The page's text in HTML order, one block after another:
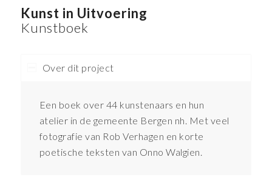
Kunst in Uitvoering
Kunstboek
Over dit project
Een boek over 44 kunstenaars en hun
atelier in de gemeente Bergen nh. Met veel
fotografie van Rob Verhagen en korte
poetische teksten van Onno Walgien.